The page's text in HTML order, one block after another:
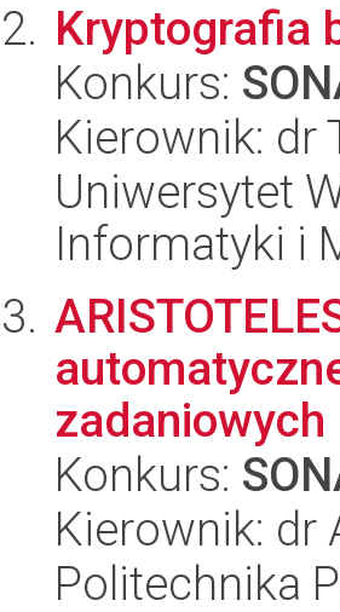
Kryptografia
Konkurs:
Kierownik: dr
Uniwersytet
Informatyki i
zadaniowych
Konkurs:
Kierownik: dr
Politechnika